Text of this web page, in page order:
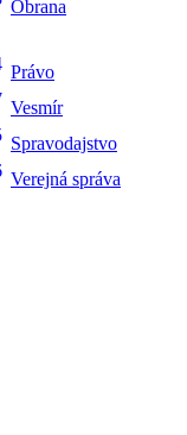
Obrana
Právo
Vesmír
Spravodajstvo
Verejná správa